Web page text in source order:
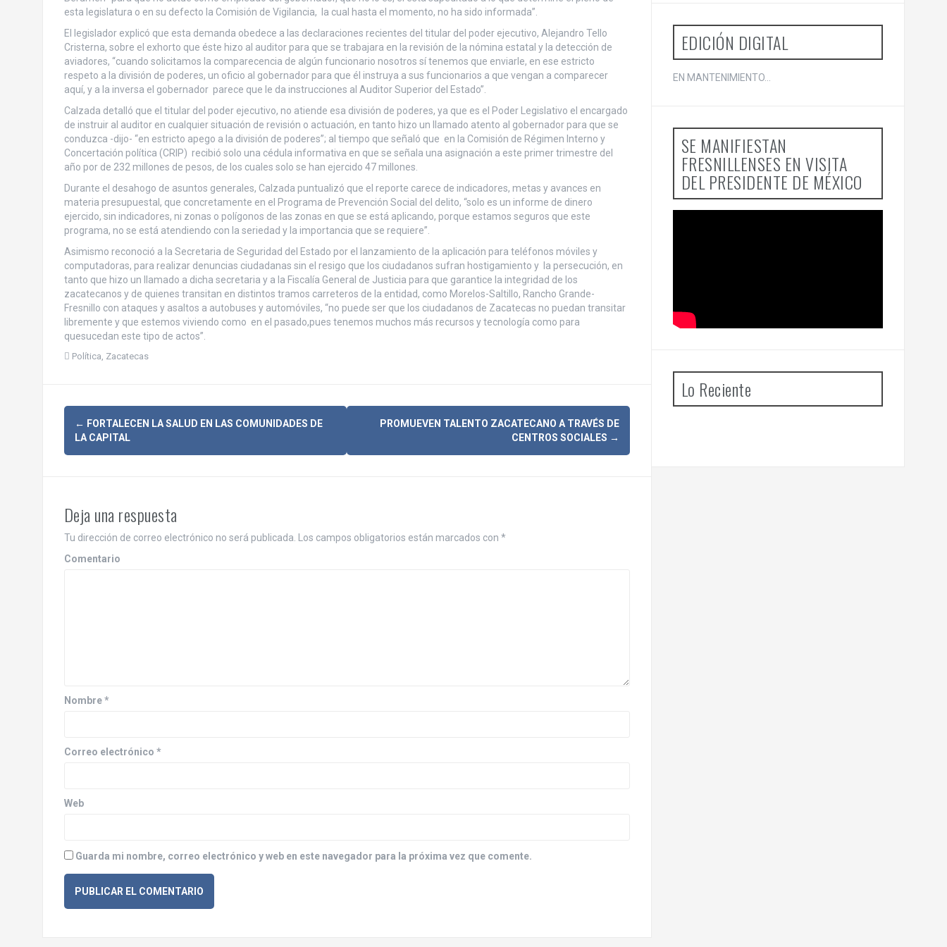
esta legislatura o en su defecto la Comisión de Vigilancia, la cual hasta el momento, no ha sido informada”.
El legislador explicó que esta demanda obedece a las declaraciones recientes del titular del poder ejecutivo, Alejandro Tello
Cristerna, sobre el exhorto que éste hizo al auditor para que se trabajara en la revisión de la nómina estatal y la detección de
aviadores, “cuando solicitamos la comparecencia de algún funcionario nosotros sí tenemos que enviarle, en ese estricto
respeto a la división de poderes, un oficio al gobernador para que él instruya a sus funcionarios a que vengan a comparecer
aquí, y a la inversa el gobernador parece que le da instrucciones al Auditor Superior del Estado”.
Calzada detalló que el titular del poder ejecutivo, no atiende esa división de poderes, ya que es el Poder Legislativo el encargado
de instruir al auditor en cualquier situación de revisión o actuación, en tanto hizo un llamado atento al gobernador para que se
conduzca -dijo- “en estricto apego a la división de poderes”; al tiempo que señaló que en la Comisión de Régimen Interno y
Concertación política (CRIP) recibió solo una cédula informativa en que se señala una asignación a este primer trimestre del
año por de 232 millones de pesos, de los cuales solo se han ejercido 47 millones.
Durante el desahogo de asuntos generales, Calzada puntualizó que el reporte carece de indicadores, metas y avances en
materia presupuestal, que concretamente en el Programa de Prevención Social del delito, “solo es un informe de dinero
ejercido, sin indicadores, ni zonas o polígonos de las zonas en que se está aplicando, porque estamos seguros que este
programa, no se está atendiendo con la seriedad y la importancia que se requiere”.
Asimismo reconoció a la Secretaria de Seguridad del Estado por el lanzamiento de la aplicación para teléfonos móviles y
computadoras, para realizar denuncias ciudadanas sin el resigo que los ciudadanos sufran hostigamiento y la persecución, en
tanto que hizo un llamado a dicha secretaria y a la Fiscalía General de Justicia para que garantice la integridad de los
zacatecanos y de quienes transitan en distintos tramos carreteros de la entidad, como Morelos-Saltillo, Rancho Grande-
Fresnillo con ataques y asaltos a autobuses y automóviles, “no puede ser que los ciudadanos de Zacatecas no puedan transitar
libremente y que estemos viviendo como en el pasado,pues tenemos muchos más recursos y tecnología como para
quesucedan este tipo de actos”.
Política, Zacatecas
N
a
e
g
a
d
e
n
t
r
a
d
← FORTALECEN LA SALUD EN LAS COMUNIDADES DE
LA CAPITAL
PROMUEVEN TALENTO ZACATECANO A TRAVÉS DE
CENTROS SOCIALES →
Deja una respuesta
Tu dirección de correo electrónico no será publicada. Los campos obligatorios están marcados con *
Comentario
Nombre*
Correo electrónico *
Web
Guarda mi nombre, correo electrónico y web en este navegador para la próxima vez que comente.
:
EDICIÓN DIGITAL
EN MANTENIMIENTO...
SE MANIFIESTAN
FRESNILLENSES EN VISITA
DEL PRESIDENTE DE MÉXICO
Lo Reciente